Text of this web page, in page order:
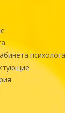
психолога